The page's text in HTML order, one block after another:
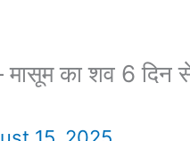
मासूम का शव 6 दिन